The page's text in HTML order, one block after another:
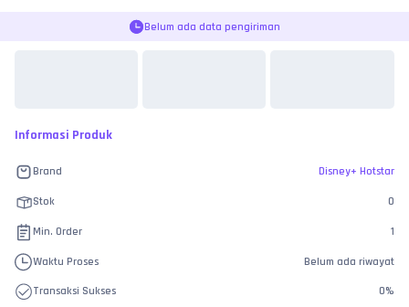
Belum ada data pengiriman
Informasi Produk
Brand Disney+ Hotstar
Stok 0
Min. Order 1
Waktu Proses Belum ada riwayat
Transaksi Sukses 0%